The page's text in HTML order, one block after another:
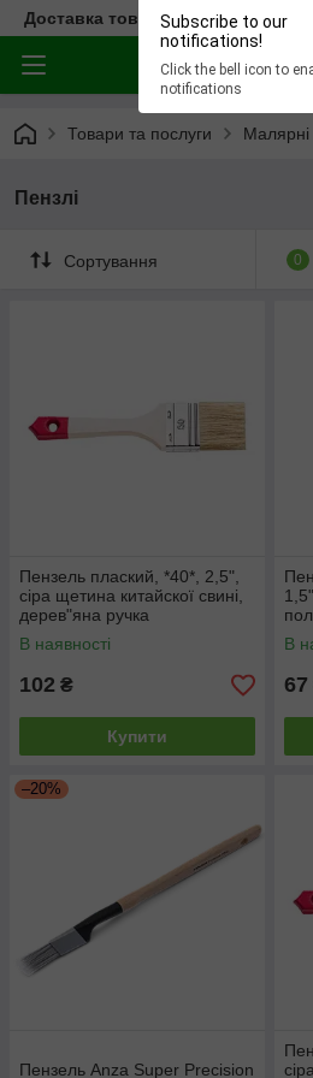
Subscribe to our
notifications!
Click the bell icon to
notifications
Доставка товара по всей Украине
Товари та послуги Малярні
Пензлі
Сортування 0
Пензель плаский, *40*, 2,5",
сіра щетина китайскої свині,
дерев"яна ручка
В наявності
102 ₴
Купити
В
67
–20%
Пензель Anza Super Precision